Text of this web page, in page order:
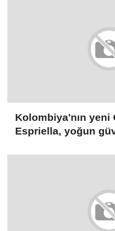
Kolombiya'nın yeni
Espriella, yoğun